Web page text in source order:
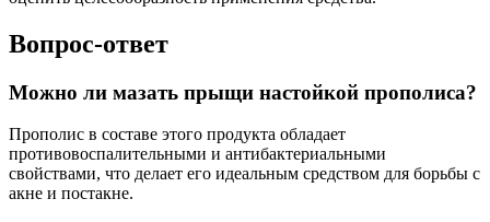
Вопрос-ответ
Можно ли мазать прыщи настойкой прополиса?
Прополис в составе этого продукта обладает
противовоспалительными и антибактериальными
свойствами, что делает его идеальным средством для борьбы с
акне и постакне.